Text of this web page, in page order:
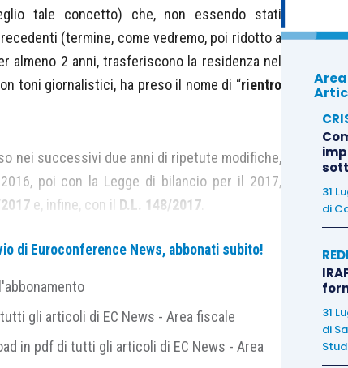
tale concetto) che, non essendo stati
(termine, come vedremo, poi ridotto a
almeno 2 anni, trasferiscono la residenza nel
toni giornalistici, ha preso il nome di “rientro
nei successivi due anni di ripetute modifiche,
poi con la Legge di bilancio per il 2017,
e, infine, con il D.L. 148/2017
L. 58/2019, di conversione delD.L. 34/2019
è intervenuto nuovamente per
benefici fiscali.
di Euroconference News, abbonati subito!
gli articoli di EC News - Area fiscale
in pdf di tutti gli articoli di EC News - Area
31
di
31
di